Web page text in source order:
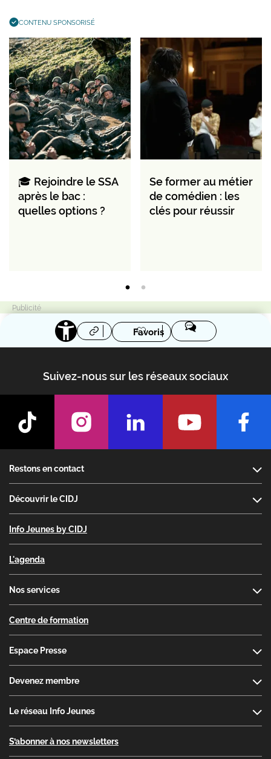
CONTENU SPONSORISÉ
🎓 Rejoindre le SSA
après le bac :
quelles options ?
Se former au métier
de comédien : les
clés pour réussir
Favoris
Suivez-nous sur les réseaux sociaux
Restons en contact
Découvrir le CIDJ
Info Jeunes by CIDJ
L'agenda
Nos services
Centre de formation
Espace Presse
Devenez membre
Le réseau Info Jeunes
S’abonner à nos newsletters